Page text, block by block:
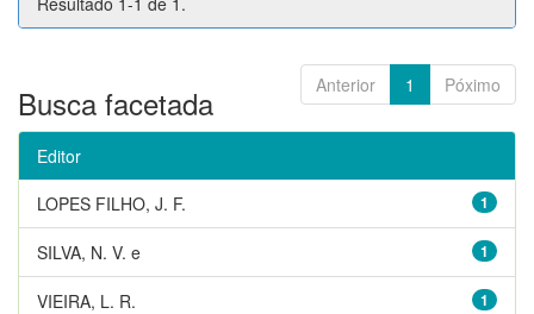
Anterior 1 Póximo
Busca facetada
Editor
1
LOPES FILHO, J. F.
1
SILVA, N. V. e
1
VIEIRA, L. R.